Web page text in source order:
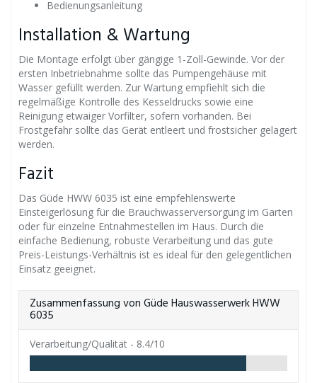
Bedienungsanleitung
Installation & Wartung
Die Montage erfolgt über gängige 1-Zoll-Gewinde. Vor der
ersten Inbetriebnahme sollte das Pumpengehäuse mit
Wasser gefüllt werden. Zur Wartung empfiehlt sich die
regelmäßige Kontrolle des Kesseldrucks sowie eine
Reinigung etwaiger Vorfilter, sofern vorhanden. Bei
Frostgefahr sollte das Gerät entleert und frostsicher gelagert
werden.
Fazit
Das Güde HWW 6035 ist eine empfehlenswerte
Einsteigerlösung für die Brauchwasserversorgung im Garten
oder für einzelne Entnahmestellen im Haus. Durch die
einfache Bedienung, robuste Verarbeitung und das gute
Preis-Leistungs-Verhältnis ist es ideal für den gelegentlichen
Einsatz geeignet.
Zusammenfassung von Güde Hauswasserwerk HWW
6035
Verarbeitung/Qualität - 8.4/10